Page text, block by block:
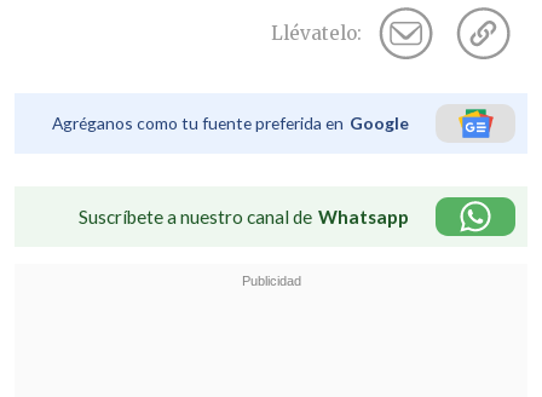
Llévatelo:
Agréganos como tu fuente preferida en Google
Suscríbete a nuestro canal de Whatsapp